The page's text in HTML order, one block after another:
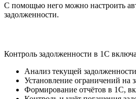
С помощью него можно настроить
задолженности.
Контроль задолженности в 1С
Анализ текущей
Установление ограничений на
Формирование отчётов в 1С,